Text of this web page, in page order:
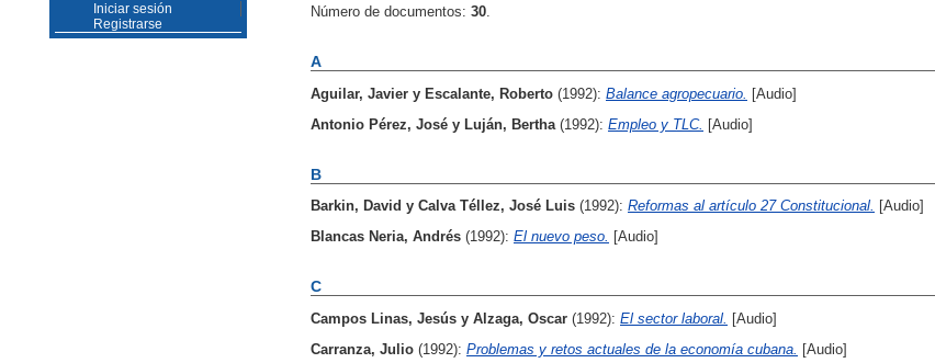
Número de documentos: 30.
A
Aguilar, Javier y Escalante, Roberto (1992): Balance agropecuario.
[Audio]
Antonio Pérez, José y Luján, Bertha (1992): Empleo y TLC. [Audio]
B
Barkin, David y Calva Téllez, José Luis (1992): Reformas al artículo 27 Constitucional. [Audio]
Blancas Neria, Andrés (1992): El nuevo peso. [Audio]
C
Campos Linas, Jesús y Alzaga, Oscar (1992): El sector laboral.
[Audio]
Carranza, Julio (1992): Problemas y retos actuales de la economía cubana. [Audio]
Iniciar sesión
Registrarse